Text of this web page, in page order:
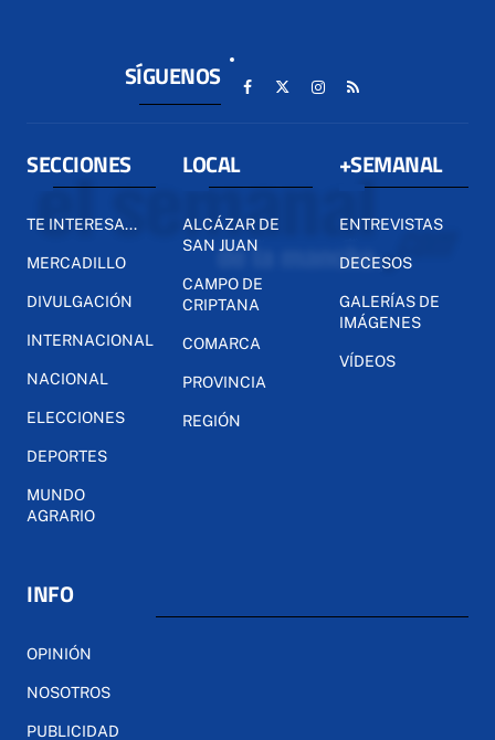
SÍGUENOS
SECCIONES
TE INTERESA...
MERCADILLO
DIVULGACIÓN
INTERNACIONAL
NACIONAL
ELECCIONES
DEPORTES
MUNDO
AGRARIO
LOCAL
ALCÁZAR DE
SAN JUAN
CAMPO DE
CRIPTANA
COMARCA
PROVINCIA
REGIÓN
+SEMANAL
ENTREVISTAS
DECESOS
GALERÍAS DE
IMÁGENES
VÍDEOS
INFO
OPINIÓN
NOSOTROS
PUBLICIDAD